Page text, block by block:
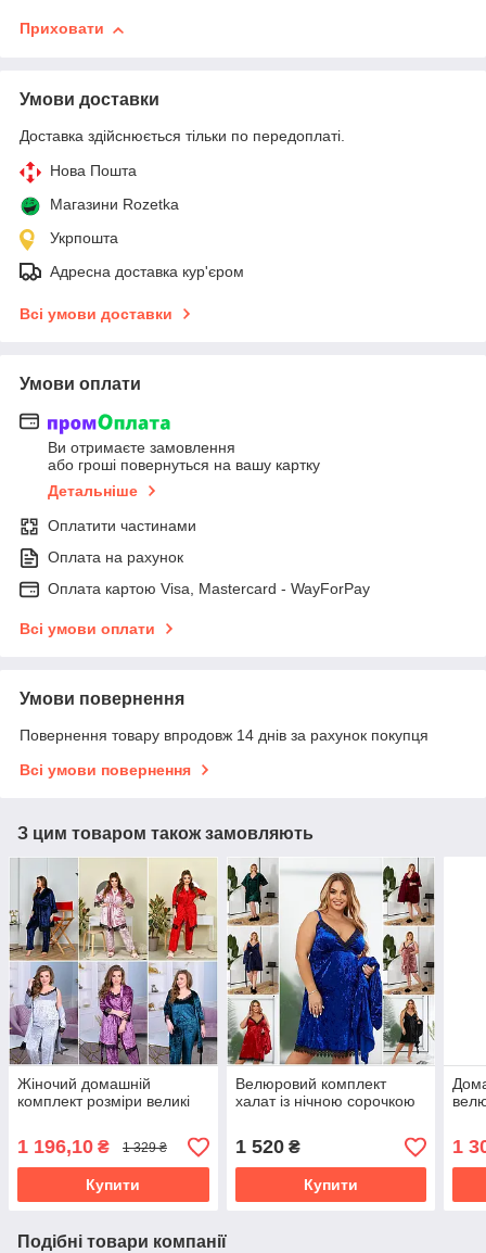
Приховати
Умови доставки
Доставка здійснюється тільки по передоплаті.
Нова Пошта
Магазини Rozetka
Укрпошта
Адресна доставка кур'єром
Всі умови доставки
Умови оплати
Ви отримаєте замовлення
або гроші повернуться на вашу картку
Детальніше
Оплатити частинами
Оплата на рахунок
Оплата картою Visa, Mastercard - WayForPay
Всі умови оплати
Умови повернення
Повернення товару впродовж 14 днів за рахунок покупця
Всі умови повернення
З цим товаром також замовляють
Жіночий домашній
комплект розміри великі
1 196,10 ₴ 1 329 ₴
Купити
Велюровий комплект
халат із нічною сорочкою
1 520₴
Купити
1
Подібні товари компанії